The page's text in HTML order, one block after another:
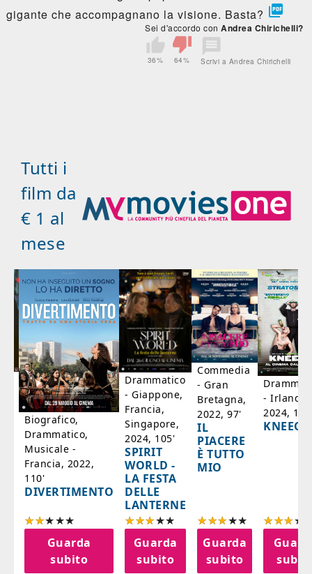
gigante che accompagnano la visione. Basta? 
Sei d'accordo conAndrea Chirichelli?
36% 64% Scrivi a Andrea Chirichelli
Tutti i
film da
€ 1 al
mese
Biografico,
Drammatico,
Musicale -
Francia, 2022,
110'
DIVERTIMENTO
Guarda
subito
Drammatico
- Giappone,
Francia,
Singapore,
2024, 105'
SPIRIT
WORLD -
LA FESTA
DELLE
LANTERNE
Guarda
subito
Commedia
- Gran
Bretagna,
2022, 97'
IL
PIACERE
È TUTTO
MIO
Guarda
subito
- Irlanda,
2024,